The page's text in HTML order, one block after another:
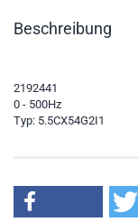
Beschreibung
2192441
0 - 500Hz
Typ: 5.5CX54G2I1